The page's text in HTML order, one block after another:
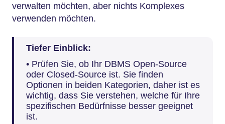
verwalten möchten, aber nichts Komplexes
verwenden möchten.
Tiefer Einblick:
• Prüfen Sie, ob Ihr DBMS Open-Source
oder Closed-Source ist. Sie finden
Optionen in beiden Kategorien, daher ist es
wichtig, dass Sie verstehen, welche für Ihre
spezifischen Bedürfnisse besser geeignet
ist.